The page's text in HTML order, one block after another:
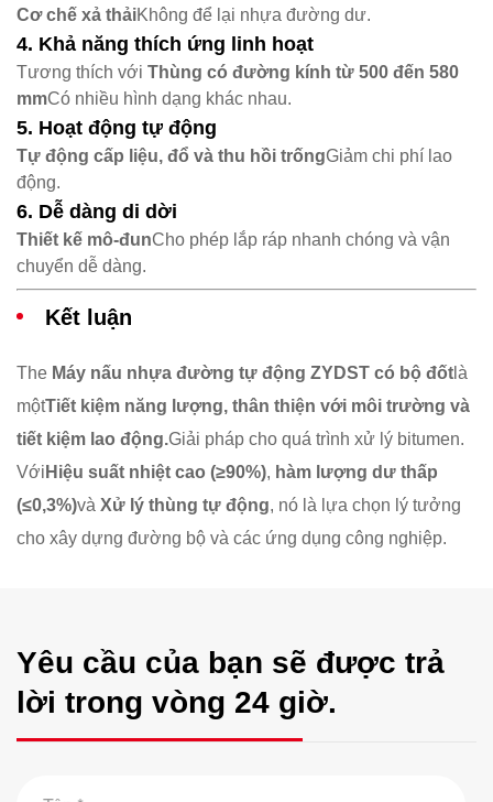
Cơ chế xả thảiKhông để lại nhựa đường dư.
4. Khả năng thích ứng linh hoạt
Tương thích với ​ Thùng có đường kính từ 500 đến 580
mmCó nhiều hình dạng khác nhau.
5. Hoạt động tự động
Tự động cấp liệu, đổ và thu hồi trốngGiảm chi phí lao
động.
6. Dễ dàng di dời
Thiết kế mô-đunCho phép lắp ráp nhanh chóng và vận
chuyển dễ dàng.
Kết luận
The ​ Máy nấu nhựa đường tự động ZYDST có bộ đốt là
mộtTiết kiệm năng lượng, thân thiện với môi trường và
tiết kiệm lao động.Giải pháp cho quá trình xử lý bitumen.
Với Hiệu suất nhiệt cao (≥90%), ​ hàm lượng dư thấp
(≤0,3%)và ​ Xử lý thùng tự động, nó là lựa chọn lý tưởng
cho xây dựng đường bộ và các ứng dụng công nghiệp.
Yêu cầu của bạn sẽ được trả
lời trong vòng 24 giờ.